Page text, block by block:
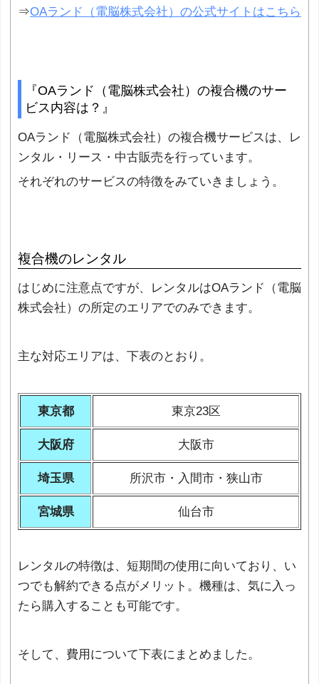
⇒OAランド（電脳株式会社）の公式サイトはこちら
『OAランド（電脳株式会社）の複合機のサー
ビス内容は？』
OAランド（電脳株式会社）の複合機サービスは、レ
ンタル・リース・中古販売を行っています。
それぞれのサービスの特徴をみていきましょう。
複合機のレンタル
はじめに注意点ですが、レンタルはOAランド（電脳
株式会社）の所定のエリアでのみできます。
主な対応エリアは、下表のとおり。
東京都 東京23区
大阪府 大阪市
埼玉県 所沢市・入間市・狭山市
宮城県 仙台市
レンタルの特徴は、短期間の使用に向いており、い
つでも解約できる点がメリット。機種は、気に入っ
たら購入することも可能です。
そして、費用について下表にまとめました。